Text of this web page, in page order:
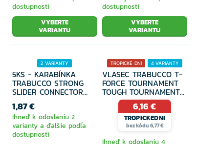
dostupnosti
VYBERTE
VARIANTU
dostupnosti
VYBERTE
VARIANTU
2 VARIANTY
5KS - KARABÍNKA
TRABUCCO STRONG
SLIDER CONNECTOR
FEEDER
1,87 €
Ihneď k odoslaniu 2
varianty a ďalšie podľa
dostupnosti
TROPICKÉ DNI 4 VARIANTY
VLASEC TRABUCCO T-
FORCE TOURNAMENT
TOUGH TOURNAMENT
CLASS 150M6,16 €
TROPICKEDNI
bez kódu 6,77 €
Ihneď k odoslaniu 4